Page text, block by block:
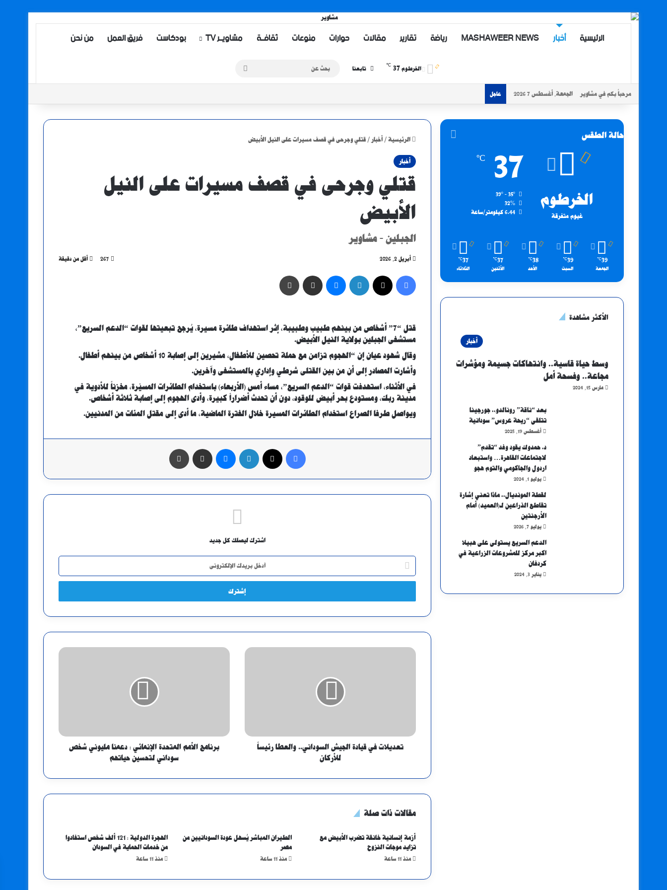
الرئيسية أخبار MASHAWEER NEWS رياضة تقارير مقالات حوارات منوعات ثقافــة مشاويــر TV بودكاست فريق العمل من نحن
الخرطوم 37
℃
تابعنا
عن
مرحباً بكم في مشاوير الجمعة, أغسطس 7 2026 عاجل
الرئيسية / أخبار / قتلي وجرحى في قصف مسيرات على النيل الأبيض
أخبار
قتلي وجرحى في قصف مسيرات على النيل
الأبيض
الجبلين - مشاوير
أبريل 2, 2026 267 أقل من دقيقة
فيسبوك لينكدإن ماسنجر مشاركة عبر البريد
قتل “7” أشخاص من بينهم طبيب وطبيبة، إثر استهداف طائرة مسيرة، يُرجح تبعيتها لقوات “الدعم السريع”،
مستشفى الجبلين بولاية النيل الأبيض.
وقال شهود عيان إن “الهجوم تزامن مع حملة تحصين للأطفال، مشيرين إلى إصابة 10 أشخاص من بينهم أطفال.
وأشارت المصادر إلى أن من بين القتلى شرطي وإداري بالمستشفى وآخرين.
في الأثناء، استهدفت قوات “الدعم السريع”، مساء أمس (الأربعاء) باستخدام الطائرات المسيّرة، مخزناً للأدوية في
مدينة ربك، ومستودع بحر أبيض للوقود، دون أن تحدث أضراراً كبيرة، وأدى الهجوم إلى إصابة ثلاثة أشخاص.
ويواصل طرفا الصراع استخدام الطائرات المسيرة خلال الفترة الماضية، ما أدى إلى مقتل المئات من المدنيين.
فيسبوك لينكدإن ماسنجر مشاركة عبر البريد
اشترك ليصلك كل جديد
أدخل
بريدك
الإلكتروني
تعديلات في قيادة الجيش السوداني.. والعطا رئيساً
للأركان
برنامج الأمم المتحدة الإنمائي : دعمنا مليوني شخص
سوداني لتحسين حياتهم
مقالات ذات صلة
أزمة إنسانية خانقة تضرب الأبيض مع
تزايد موجات النزوح
منذ 11 ساعة
الطيران المباشر يُسهل عودة السودانيين من
مصر
منذ 11 ساعة
الهجرة الدولية : 121 ألف شخص استفادوا
من خدمات الحماية في السودان
منذ 11 ساعة
حالة الطقس
الخرطوم
غيوم متفرقة
37
℃
32%
6.44 كيلومتر/ساعة
39
℃
الجمعة
39
℃
السبت
38
℃
الأحد
37
℃
الأثنين
37
℃
الثلاثاء
الأكثر مشاهدة
أخبار
وسط حياة قاسية.. وانتهاكات جسيمة ومؤشرات
مجاعة.. وفسحة أمل
مارس 15, 2024
بعد “ناقة” رونالدو.. جورجينا
تتلقى “ريحة عروس” سودانية
أغسطس 19, 2025
د. حمدوك يقود وفد “تقدم”
لاجتماعات القاهرة… واستبعاد
اردول والجاكومي والتوم هجو
يوليو 1, 2024
لقطة المونديال.. ماذا تعني إشارة
تقاطع الذراعين لـ(العميد) أمام
الأرجنتين
يوليو 7, 2026
الدعم السريع يستولى على هبيلا
اكبر مركز للمشروعات الزراعية في
كردفان
يناير 3, 2024